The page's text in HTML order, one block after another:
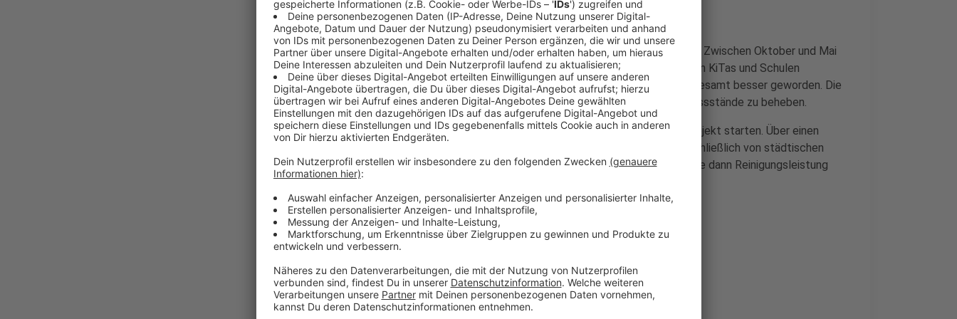
Das hat zu einer erfreulichen Entwicklung geführt, sagt die Stadt. Zwischen Oktober und Mai
ist das städtische Reinigungsteam über 140 Mal ausgerückt, um in KiTas und Schulen
nachzuputzen. Seitdem ist die Reinigungsleistung laut Stadt insgesamt besser geworden. Die
Fremdfirmen würden jetzt auch schneller reagieren, um selbst Missstände zu beheben.
In einem nächsten Schritt will die Stadt im November ein Pilotprojekt starten. Über einen
Zeitraum von zwei Jahren sollen zehn öffentliche Gebäude ausschließlich von städtischen
Reinigungsteams geputzt werden. Nach dem Testzeitraum will sie dann Reinigungsleistung
Anzeige
Weitere Meldungen aus Leverkusen
Anzeige